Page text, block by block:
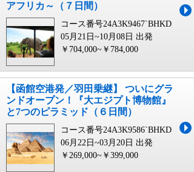
アフリカ～（７日間）
コース番号24A3K9467`BHKD
05月21日~10月08日 出発
￥704,000~￥784,000
【函館空港発／羽田乗継】 ついにグラ
ンドオープン！『大エジプト博物館』
と7つのピラミッド（６日間）
コース番号24A3K9586`BHKD
06月22日~03月20日 出発
￥269,000~￥399,000